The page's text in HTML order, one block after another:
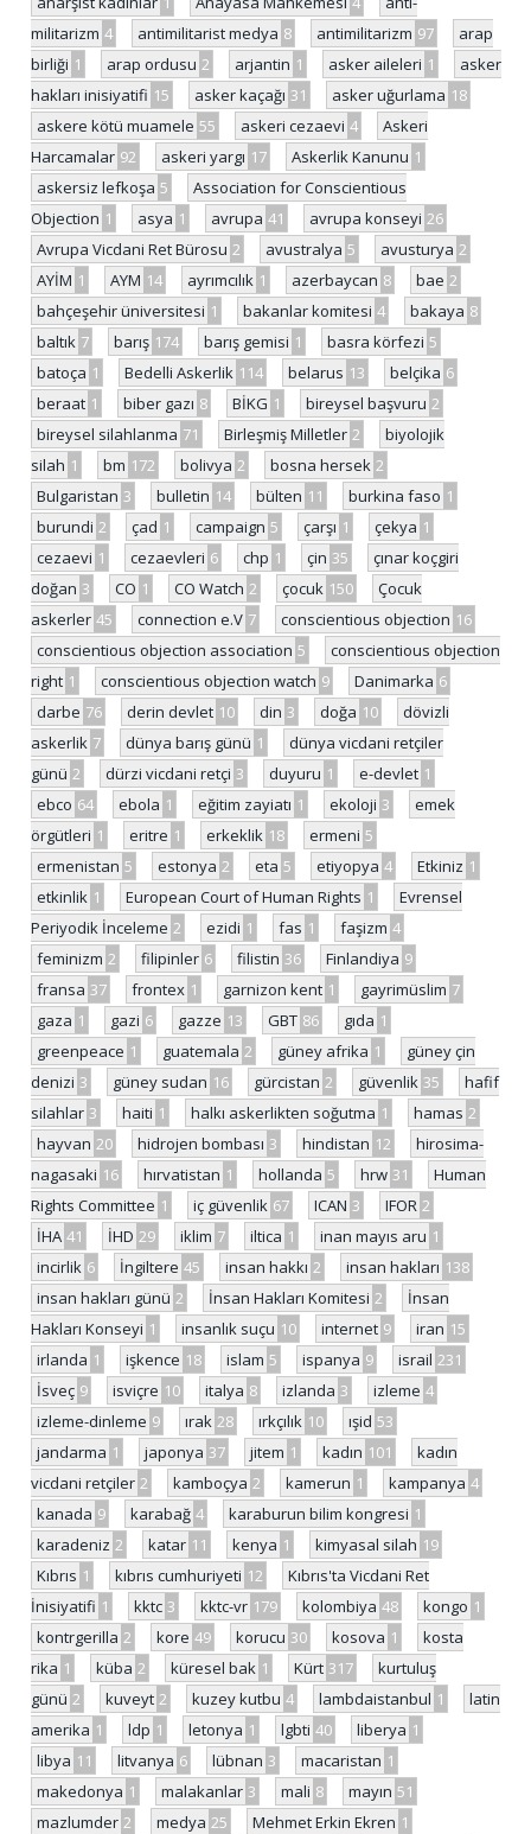
militarizm 4 antimilitarist medya 8 antimilitarizm 97
arap
birliği 1 arap ordusu 2 arjantin 1 asker aileleri 1
asker
hakları inisiyatifi 15 asker kaçağı 31 asker uğurlama 18
askere kötü muamele 55 askeri cezaevi 4
Askeri
Harcamalar 92 askeri yargı 17 Askerlik Kanunu 1
askersiz lefkoşa 5
Association for Conscientious
Objection 1 asya 1 avrupa 41 avrupa konseyi 26
Avrupa Vicdani Ret Bürosu 2 avustralya 5 avusturya 2
AYİM 1 AYM 14 ayrımcılık 1 azerbaycan 8 bae 2
bahçeşehir üniversitesi 1 bakanlar komitesi 4 bakaya 8
baltık 7 barış 174 barış gemisi 1 basra körfezi 5
batoça 1 Bedelli Askerlik 114 belarus 13 belçika 6
beraat 1 biber gazı 8 BİKG 1 bireysel başvuru 2
bireysel silahlanma 71 Birleşmiş Milletler 2
biyolojik
silah 1 bm 172 bolivya 2 bosna hersek 2
Bulgaristan 3 bulletin 14 bülten 11 burkina faso 1
burundi 2 çad 1 campaign 5 çarşı 1 çekya 1
cezaevi 1 cezaevleri 6 chp 1 çin 35
çınar koçgiri
doğan 3 CO 1 CO Watch 2 çocuk 150
Çocuk
askerler 45 connection e.V 7 conscientious objection 16
conscientious objection association 5
conscientious objection
right 1 conscientious objection watch 9 Danimarka 6
darbe 76 derin devlet 10 din 3 doğa 10
dövizli
askerlik 7 dünya barış günü 1
dünya vicdani retçiler
günü 2 dürzi vicdani retçi 3 duyuru 1 e-devlet 1
ebco 64 ebola 1 eğitim zayiatı 1 ekoloji 3
emek
örgütleri 1 eritre 1 erkeklik 18 ermeni 5
ermenistan 5 estonya 2 eta 5 etiyopya 4 Etkiniz 1
etkinlik 1 European Court of Human Rights 1
Evrensel
Periyodik İnceleme 2 ezidi 1 fas 1 faşizm 4
feminizm 2 filipinler 6 filistin 36 Finlandiya 9
fransa 37 frontex 1 garnizon kent 1 gayrimüslim 7
gaza 1 gazi 6 gazze 13 GBT 86 gıda 1
greenpeace 1 guatemala 2 güney afrika 1
güney çin
denizi 3 güney sudan 16 gürcistan 2 güvenlik 35
hafif
silahlar 3 haiti 1 halkı askerlikten soğutma 1 hamas 2
hayvan 20 hidrojen bombası 3 hindistan 12
hirosima-
nagasaki 16 hırvatistan 1 hollanda 5 hrw 31
Human
Rights Committee 1 iç güvenlik 67 ICAN 3 IFOR 2
İHA 41 İHD 29 iklim 7 iltica 1 inan mayıs aru 1
incirlik 6 İngiltere 45 insan hakkı 2 insan hakları 138
insan hakları günü 2 İnsan Hakları Komitesi 2
İnsan
Hakları Konseyi 1 insanlık suçu 10 internet 9 iran 15
irlanda 1 işkence 18 islam 5 ispanya 9 israil 231
İsveç 9 isviçre 10 italya 8 izlanda 3 izleme 4
izleme-dinleme 9 ırak 28 ırkçılık 10 ışid 53
jandarma 1 japonya 37 jitem 1 kadın 101
kadın
vicdani retçiler 2 kamboçya 2 kamerun 1 kampanya 4
kanada 9 karabağ 4 karaburun bilim kongresi 1
karadeniz 2 katar 11 kenya 1 kimyasal silah 19
Kıbrıs 1 kıbrıs cumhuriyeti 12
Kıbrıs'ta Vicdani Ret
İnisiyatifi 1 kktc 3 kktc-vr 179 kolombiya 48 kongo 1
kontrgerilla 2 kore 49 korucu 30 kosova 1
kosta
rika 1 küba 2 küresel bak 1 Kürt 317
kurtuluş
günü 2 kuveyt 2 kuzey kutbu 4 lambdaistanbul 1
latin
amerika 1 ldp 1 letonya 1 lgbti 40 liberya 1
libya 11 litvanya 6 lübnan 3 macaristan 1
makedonya 1 malakanlar 3 mali 8 mayın 51
mazlumder 2 medya 25 Mehmet Erkin Ekren 1